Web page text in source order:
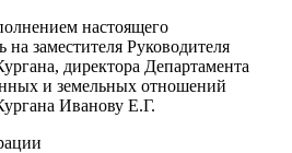
настоящего
заместителя Руководителя
директора Департамента
и земельных отношений
Иванову Е.Г.